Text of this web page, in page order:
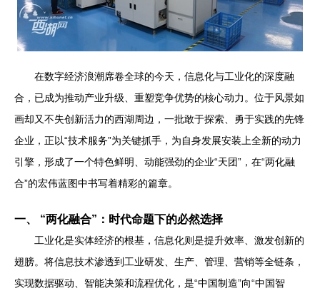
在数字经济浪潮席卷全球的今天，信息化与工业化的深度融
合，已成为推动产业升级、重塑竞争优势的核心动力。位于风景如
画却又不失创新活力的西湖周边，一批敢于探索、勇于实践的先锋
企业，正以“技术服务”为关键抓手，为自身发展安装上全新的动力
引擎，形成了一个特色鲜明、动能强劲的企业“天团”，在“两化融
合”的宏伟蓝图中书写着精彩的篇章。
一、 “两化融合”：时代命题下的必然选择
工业化是实体经济的根基，信息化则是提升效率、激发创新的
翅膀。将信息技术渗透到工业研发、生产、管理、营销等全链条，
实现数据驱动、智能决策和流程优化，是“中国制造”向“中国智